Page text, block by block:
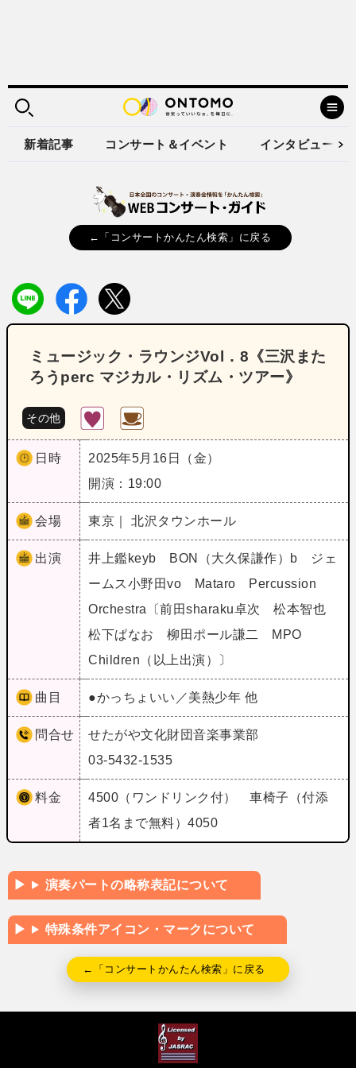
新着記事 コンサート＆イベント インタビュー
←「コンサートかんたん検索」に戻る
ミュージック・ラウンジVol．8《三沢また
ろうperc マジカル・リズム・ツアー》
その他
日時
2025年5月16日（金）
開演：19:00
会場 東京｜ 北沢タウンホール
出演
井上鑑keyb BON（大久保謙作）b ジェ
ームス小野田vo Mataro Percussion
Orchestra〔前田sharaku卓次 松本智也
松下ぱなお 柳田ポール謙二 MPO
Children（以上出演）〕
曲目 ●かっちょいい／美熱少年 他
問合せ
せたがや文化財団音楽事業部
03-5432-1535
料金
4500（ワンドリンク付） 車椅子（付添
者1名まで無料）4050
演奏パートの略称表記について
特殊条件アイコン・マークについて
←「コンサートかんたん検索」に戻る